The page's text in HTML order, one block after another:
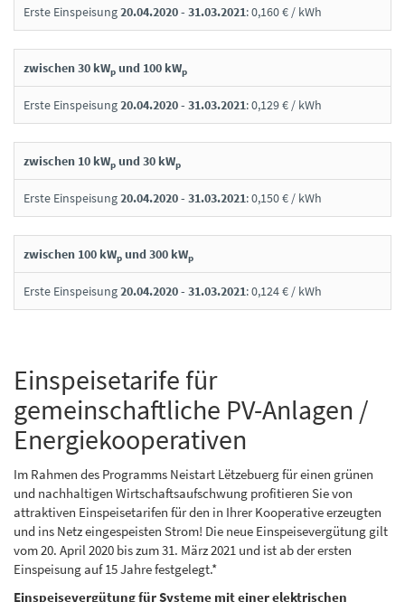
Erste Einspeisung20.04.2020 - 31.03.2021: 0,160 € / kWh
zwischen 30 kWp und 100 kWp
Erste Einspeisung20.04.2020 - 31.03.2021: 0,129 € / kWh
zwischen 10 kWp und 30 kWp
Erste Einspeisung20.04.2020 - 31.03.2021: 0,150 € / kWh
zwischen 100 kWp und 300 kWp
Erste Einspeisung20.04.2020 - 31.03.2021: 0,124 € / kWh
Einspeisetarife für
gemeinschaftliche PV-Anlagen /
Energiekooperativen
Im Rahmen des Programms Neistart Lëtzebuerg für einen grünen
und nachhaltigen Wirtschaftsaufschwung profitieren Sie von
attraktiven Einspeisetarifen für den in Ihrer Kooperative erzeugten
und ins Netz eingespeisten Strom! Die neue Einspeisevergütung gilt
vom 20. April 2020 bis zum 31. März 2021 und ist ab der ersten
Einspeisung auf 15 Jahre festgelegt.*
Einspeisevergütung für Systeme mit einer elektrischen